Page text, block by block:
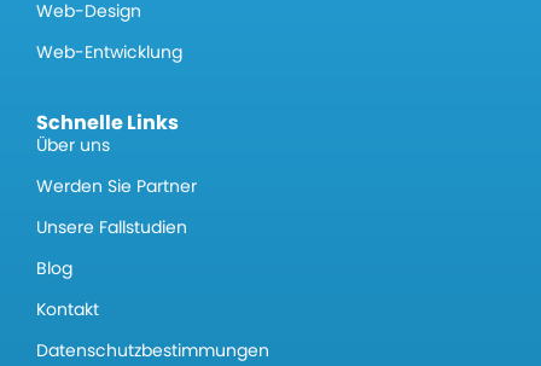
Web-Design
Web-Entwicklung
Schnelle Links
Über uns
Werden Sie Partner
Unsere Fallstudien
Blog
Kontakt
Datenschutzbestimmungen